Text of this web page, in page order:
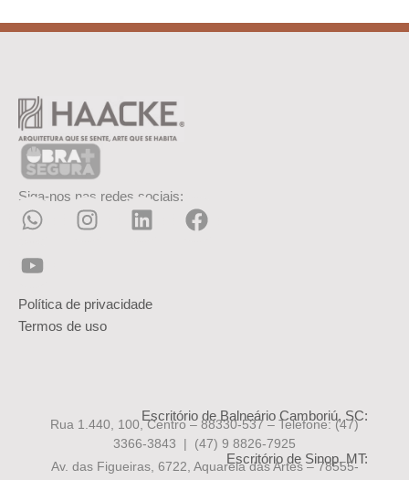
Siga-nos nas redes sociais:
Política de privacidade
Termos de uso
Escritório de Balneário Camboriú, SC:
Rua 1.440, 100, Centro – 88330-537 – Telefone:(47)
3366-3843 | (47) 9 8826-7925
Escritório de Sinop, MT:
Av. das Figueiras, 6722, Aquarela das Artes – 78555-